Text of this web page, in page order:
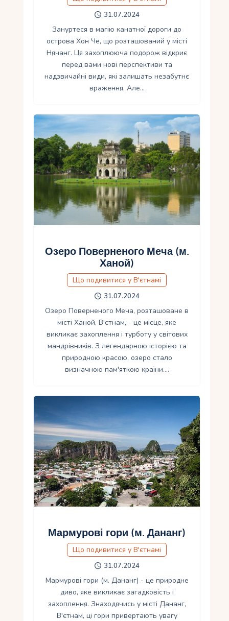
31.07.2024
Зануртеся в магію канатної дороги до
острова Хон Че, що розташований у місті
Нячанг. Ця захоплююча подорож відкриє
перед вами нові перспективи та
надзвичайні види, які залишать незабутнє
враження. Але…
Озеро Поверненого Меча (м.
Ханой)
Що подивитися у В'єтнамі
31.07.2024
Озеро Поверненого Меча, розташоване в
місті Ханой, В'єтнам, - це місце, яке
викликає захоплення і турботу у світових
мандрівників. З легендарною історією та
природною красою, озеро стало
визначною пам'яткою країни.…
Мармурові гори (м. Дананг)
Що подивитися у В'єтнамі
31.07.2024
Мармурові гори (м. Дананг) - це природне
диво, яке викликає загадковість і
захоплення. Знаходячись у місті Дананг,
В'єтнам, ці гори привертають увагу